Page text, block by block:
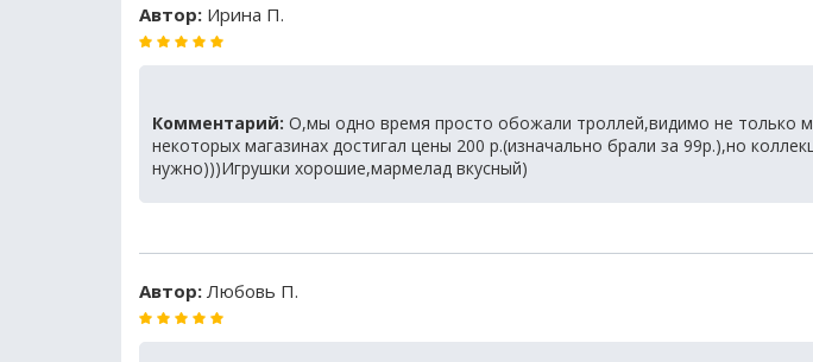
Автор: Ирина П.
Комментарий: О,мы одно время просто обожали троллей,видимо не только
некоторых магазинах достигал цены 200 р.(изначально брали за 99р.),но
нужно)))Игрушки хорошие,мармелад вкусный)
Автор: Любовь П.